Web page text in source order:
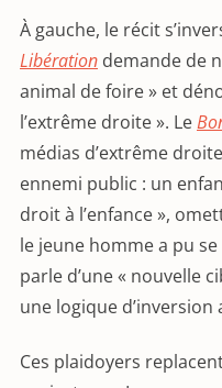
À gauche, le récit
Libération demande de
animal de foire » et
l’extrême droite ». Le
médias d’extrême
ennemi public : un
droit à l’enfance »,
le jeune homme a pu
parle d’une « nouvelle
une logique d’inversion
Ces plaidoyers